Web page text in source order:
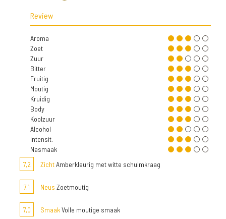
Review
Aroma
Zoet
Zuur
Bitter
Fruitig
Moutig
Kruidig
Body
Koolzuur
Alcohol
Intensit.
Nasmaak
7,2
ZichtAmberkleurig met witte schuimkraag
7,1 Neus Zoetmoutig
7,0 SmaakVolle moutige smaak